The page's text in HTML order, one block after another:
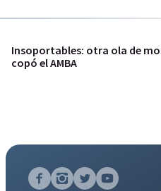
Insoportables: otra ola de
copó el AMBA